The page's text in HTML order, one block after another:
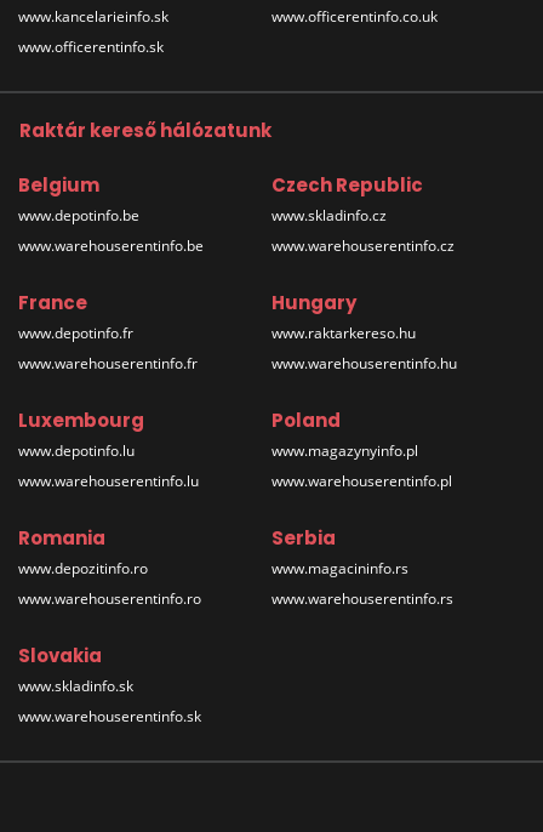
www.kancelarieinfo.sk
www.officerentinfo.sk
www.officerentinfo.co.uk
Raktár kereső hálózatunk
Belgium
www.depotinfo.be
www.warehouserentinfo.be
Czech Republic
www.skladinfo.cz
www.warehouserentinfo.cz
France
www.depotinfo.fr
www.warehouserentinfo.fr
Hungary
www.raktarkereso.hu
www.warehouserentinfo.hu
Luxembourg
www.depotinfo.lu
www.warehouserentinfo.lu
Poland
www.magazynyinfo.pl
www.warehouserentinfo.pl
Romania
www.depozitinfo.ro
www.warehouserentinfo.ro
Serbia
www.magacininfo.rs
www.warehouserentinfo.rs
Slovakia
www.skladinfo.sk
www.warehouserentinfo.sk